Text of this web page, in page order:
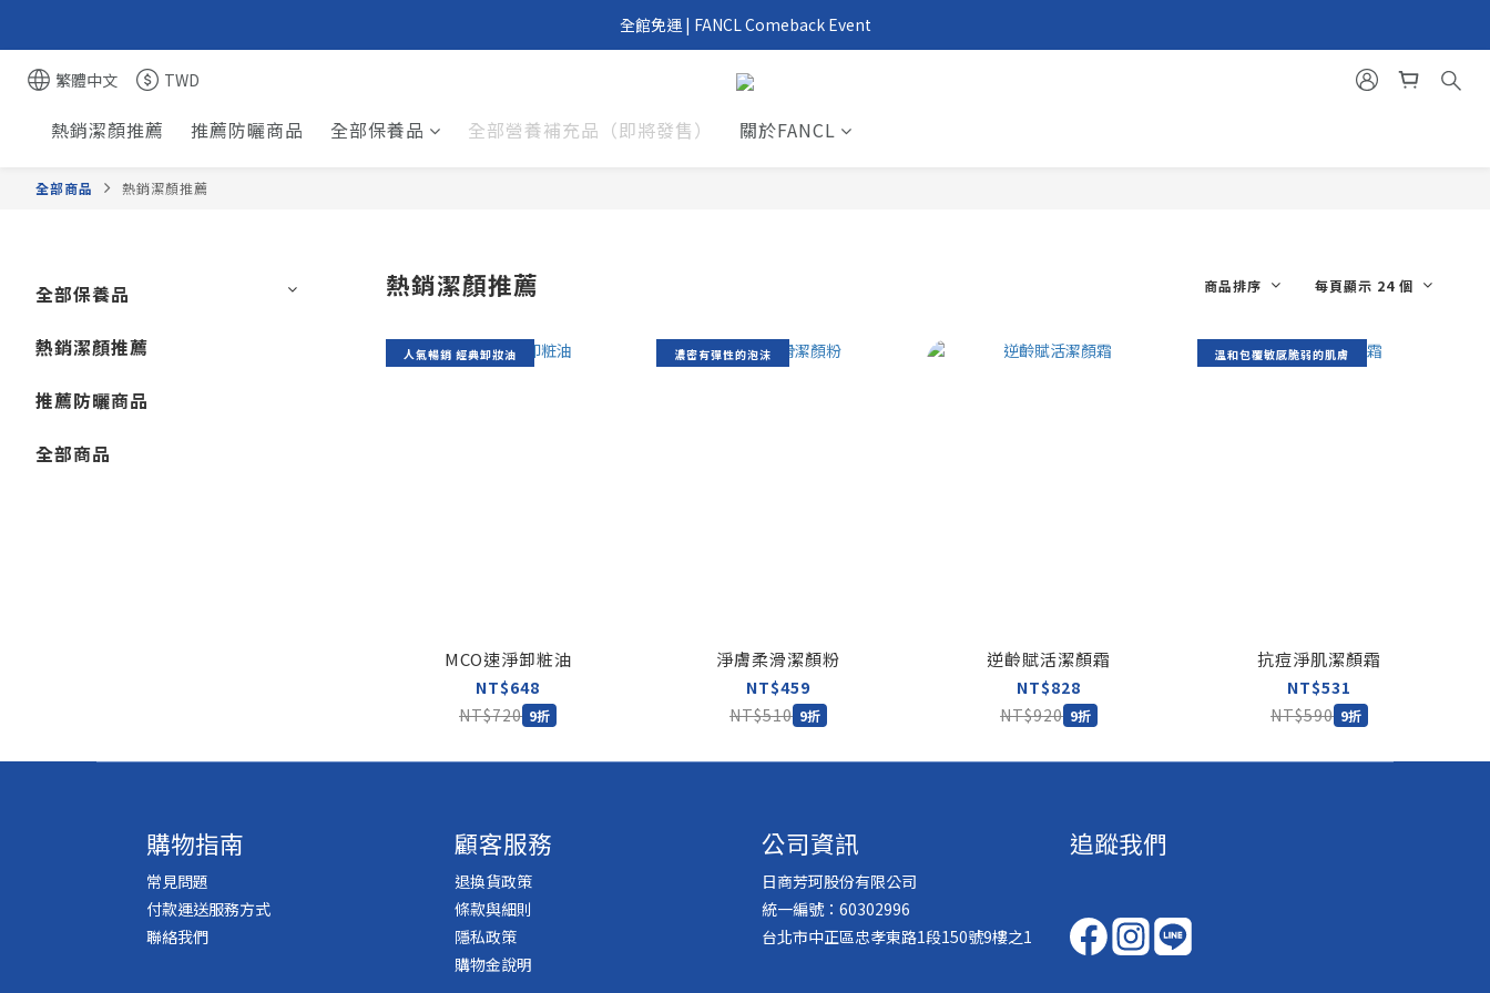
我們回來了！6/1 FANCL 正式重返台灣
全館免運 | FANCL Comeback Event
滿 2000 元、4000 元即享好禮 | FANCL Comeback Event
我們回來了！6/1 FANCL 正式重返台灣
繁體中文 TWD
熱銷潔顏推薦 推薦防曬商品 全部保養品 全部營養補充品（即將發售） 關於FANCL
全部商品 熱銷潔顏推薦
全部保養品
熱銷潔顏推薦
推薦防曬商品
全部商品
熱銷潔顏推薦 商品排序 每頁顯示 24 個
人氣暢銷 經典卸妝油
MCO速淨卸粧油
NT$648
NT$720 9折
濃密有彈性的泡沫
淨膚柔滑潔顏粉
NT$459
NT$510 9折
逆齡賦活潔顏霜
NT$828
NT$920 9折
溫和包覆敏感脆弱的肌膚
抗痘淨肌潔顏霜
NT$531
NT$590 9折
購物指南
常見問題
付款運送服務方式
聯絡我們
顧客服務
退換貨政策
條款與細則
隱私政策
購物金說明
公司資訊
日商芳珂股份有限公司
統一編號：60302996
台北市中正區忠孝東路1段150號9樓之1
追蹤我們